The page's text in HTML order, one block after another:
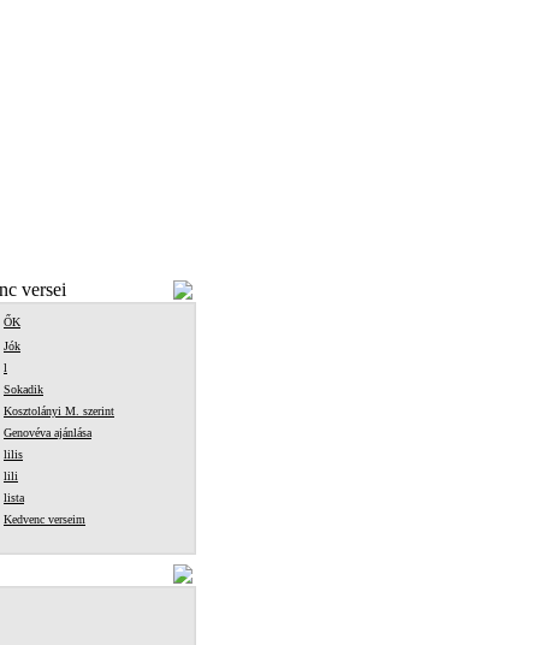
versei
ŐK
Jók
l
Sokadik
Kosztolányi M. szerint
Genovéva ajánlása
lilis
lili
lista
Kedvenc verseim